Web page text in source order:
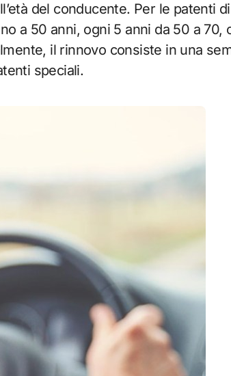
del conducente. Per le patenti di
a 50 anni, ogni 5 anni da 50 a 70,
il rinnovo consiste in una
speciali.